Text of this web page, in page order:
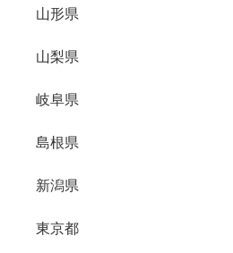
山形県
山梨県
岐阜県
島根県
新潟県
東京都